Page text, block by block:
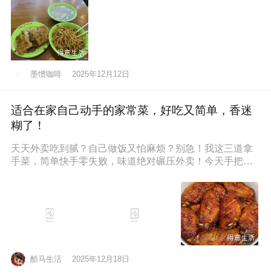
墨惯咖啡 2025年12月12日
适合在家自己动手的家常菜，好吃又简单，香迷
糊了！
天天外卖吃到腻？自己做饭又怕麻烦？别急！我这三道拿
手菜，简单快手零失败，味道绝对碾压外卖！今天手把手
酷马生活 2025年12月18日